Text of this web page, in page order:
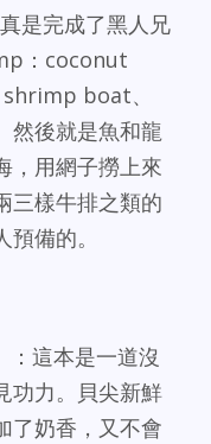
是完成了黑人兄
：coconut
boat、
後就是魚和龍
，用網子撈上來
三樣牛排之類的
備的。
這本是一道沒
功力。貝尖新鮮
了奶香，又不會